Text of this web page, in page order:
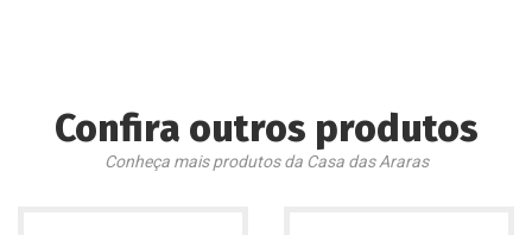
Confira outros produtos
Conheça mais produtos da Casa das Araras